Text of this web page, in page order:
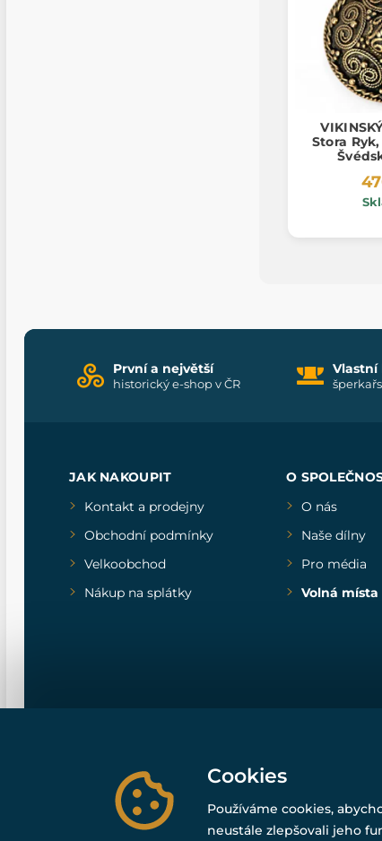
Stora
První a největší
historický e-shop v ČR
Vlastní
JAK NAKOUPIT
Kontakt a prodejny
Obchodní podmínky
Velkoobchod
Nákup na splátky
O
O nás
Naše dílny
Pro média
Volná místa
Cookies
Používáme cookies,
neustále zlepšovali jeho